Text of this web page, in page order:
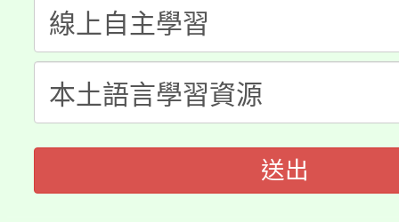
代理(課)教師甄選結果(
「2026金融保險知識
車」活動
桃園市115學年度學生
生本土語及新住民語歌
公告本校115學年度第
代理(課)教師甄選結果
公告本校115學年度第
代理(課)教師甄選結果(
轉知中國文化大學推廣
送出